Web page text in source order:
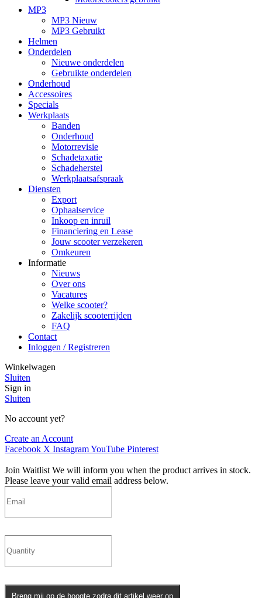
MP3
MP3 Nieuw
MP3 Gebruikt
Helmen
Onderdelen
Nieuwe onderdelen
Gebruikte onderdelen
Onderhoud
Accessoires
Specials
Werkplaats
Banden
Onderhoud
Motorrevisie
Schadetaxatie
Schadeherstel
Werkplaatsafspraak
Diensten
Export
Ophaalservice
Inkoop en inruil
Financiering en Lease
Jouw scooter verzekeren
Omkeuren
Informatie
Nieuws
Over ons
Vacatures
Welke scooter?
Zakelijk scooterrijden
FAQ
Contact
Inloggen / Registreren
Winkelwagen
Sluiten
Sign in
Sluiten
No account yet?
Create an Account
Facebook X InstagramYouTube Pinterest
Join Waitlist We will inform you when the product arrives in stock.
Please leave your valid email address below.
Breng mij op de hoogte zodra dit artikel weer op